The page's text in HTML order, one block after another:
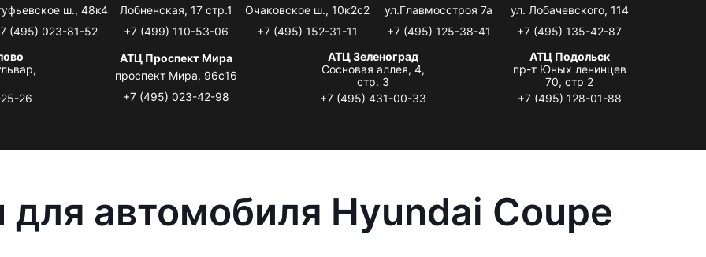
ш., 48к4
(495) 023-81-52
Лобненская, 17 стр.1
+7 (499) 110-53-06
Очаковское ш., 10к2с2
+7 (495) 152-31-11
ул.Главмосстроя 7а
+7 (495) 125-38-41
ул. Лобачевского, 114
+7 (495) 135-42-87
26
АТЦ Проспект Мира
проспект Мира, 96с16
+7 (495) 023-42-98
АТЦ Зеленоград
Сосновая аллея, 4,
стр. 3
+7 (495) 431-00-33
АТЦ Подольск
пр-т Юных ленинцев
70, стр 2
+7 (495) 128-01-88
автомобиля Hyundai Coupe